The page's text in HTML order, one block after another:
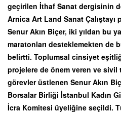
geçirilen İthaf Sanat dergisinin
Arnica Art Land Sanat
Senur Akın Biçer, iki yıldan bu
maratonları desteklemekten de
belirtti. Toplumsal cinsiyet
projelere de önem veren ve
görevler üstlenen Senur Akın
Borsalar Birliği İstanbul Kadın
İcra Komitesi üyeliğine seçildi.